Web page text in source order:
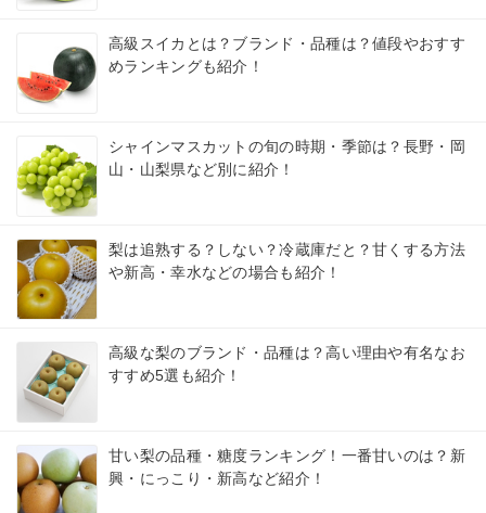
高級スイカとは？ブランド・品種は？値段やおすす
めランキングも紹介！
シャインマスカットの旬の時期・季節は？長野・岡
山・山梨県など別に紹介！
梨は追熟する？しない？冷蔵庫だと？甘くする方法
や新高・幸水などの場合も紹介！
高級な梨のブランド・品種は？高い理由や有名なお
すすめ5選も紹介！
甘い梨の品種・糖度ランキング！一番甘いのは？新
興・にっこり・新高など紹介！